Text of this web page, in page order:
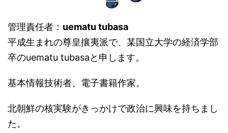
管理責任者： uematu tubasa
平成生まれの尊皇攘夷派で、某国立大学の経済学部
卒のuematu tubasaと申します。
基本情報技術者、電子書籍作家。
北朝鮮の核実験がきっかけで政治に興味を持ちまし
た。